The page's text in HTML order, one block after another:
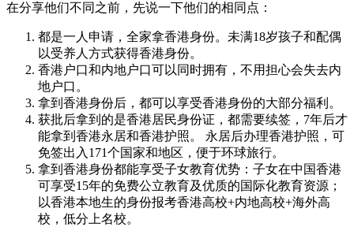
在分享他们不同之前，先说一下他们的相同点：
都是一人申请，全家拿香港身份。未满18岁孩子和配偶
以受养人方式获得香港身份。
香港户口和内地户口可以同时拥有，不用担心会失去内
地户口。
拿到香港身份后，都可以享受香港身份的大部分福利。
获批后拿到的是香港居民身份证，都需要续签，7年后才
能拿到香港永居和香港护照。 永居后办理香港护照，可
免签出入171个国家和地区，便于环球旅行。
拿到香港身份都能享受子女教育优势：子女在中国香港
可享受15年的免费公立教育及优质的国际化教育资源；
以香港本地生的身份报考香港高校+内地高校+海外高
校，低分上名校。